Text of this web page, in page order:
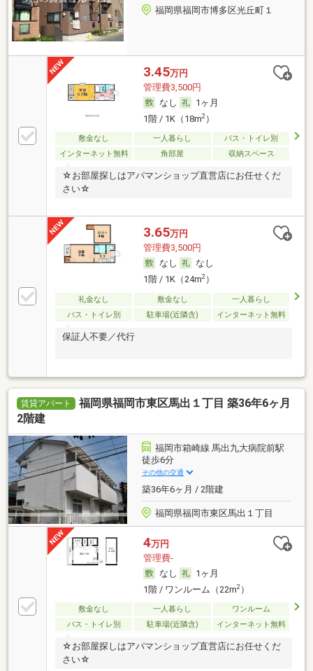
福岡県福岡市博多区光丘町１
3.45万円
管理費3,500円
なし
1ヶ月
1階 / 1K（18m2）
敷金なし 一人暮らし
バス・トイレ別
インターネット無料
角部屋 収納スペース
☆お部屋探しはアパマンショップ直営店にお任せくだ
さい☆
3.65万円
管理費3,500円
なし
なし
1階 / 1K（24m2）
礼金なし 敷金なし
一人暮らし
バス・トイレ別
駐車場(近隣含) インターネット無料
保証人不要／代行
賃貸アパート
福岡県福岡市東区馬出１丁目 築36年6ヶ月
2階建
福岡市箱崎線 馬出九大病院前駅
徒歩6分
その他の交通
築36年6ヶ月 / 2階建
福岡県福岡市東区馬出１丁目
4万円
管理費-
なし
1ヶ月
1階 / ワンルーム（22m2）
敷金なし 一人暮らし
ワンルーム
バス・トイレ別
駐車場(近隣含) インターネット無料
☆お部屋探しはアパマンショップ直営店にお任せくだ
さい☆